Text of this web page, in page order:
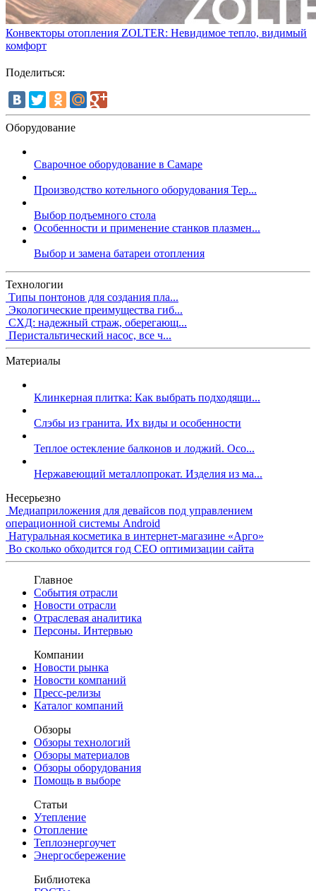
Конвекторы отопления ZOLTER: Невидимое тепло, видимый
комфорт
Поделиться:
Оборудование
Сварочное оборудование в Самаре
Производство котельного оборудования Тер...
Выбор подъемного стола
Особенности и применение станков плазмен...
Выбор и замена батареи отопления
Технологии
Типы понтонов для создания пла...
Экологические преимущества гиб...
СХД: надежный страж, оберегающ...
Перистальтический насос, все ч...
Материалы
Клинкерная плитка: Как выбрать подходящи...
Слэбы из гранита. Их виды и особенности
Теплое остекление балконов и лоджий. Осо...
Нержавеющий металлопрокат. Изделия из ма...
Несерьезно
Медиаприложения для девайсов под управлением
операционной системы Android
Натуральная косметика в интернет-магазине «Арго»
Во сколько обходится год СЕО оптимизации сайта
Главное
События отрасли
Новости отрасли
Отраслевая аналитика
Персоны. Интервью
Компании
Новости рынка
Новости компаний
Пресс-релизы
Каталог компаний
Обзоры
Обзоры технологий
Обзоры материалов
Обзоры оборудования
Помощь в выборе
Статьи
Утепление
Отопление
Теплоэнергоучет
Энергосбережение
Библиотека